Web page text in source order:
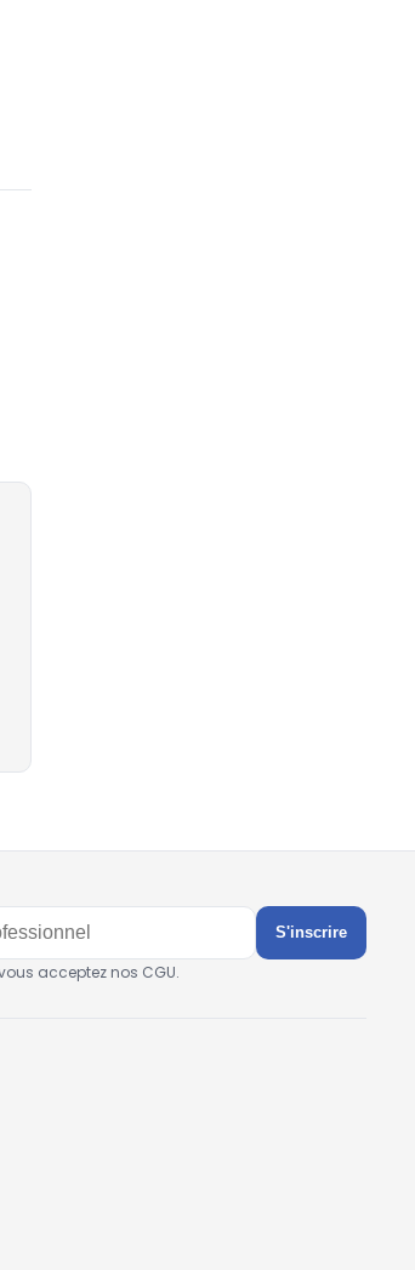
S'inscrire
acceptez nos CGU.